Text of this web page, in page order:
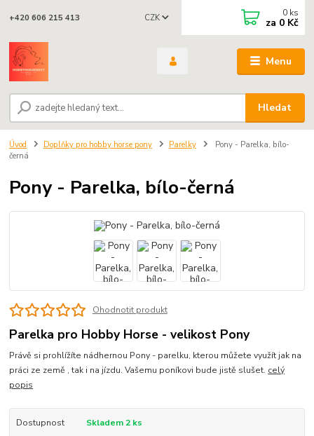
Menu
CZK
Hledat
+420 606 215 413 0 ks
za 0 Kč
Úvod Doplňky pro hobby horse pony Parelky
Pony - Parelka, bílo-
černá
Pony - Parelka, bílo-černá
Ohodnotit produkt
Parelka pro Hobby Horse - velikost Pony
Právě si prohlížíte nádhernou Pony - parelku, kterou můžete využít jak na
práci ze země , tak i na jízdu. Vašemu poníkovi bude jistě slušet. celý
popis
Dostupnost Skladem 2 ks